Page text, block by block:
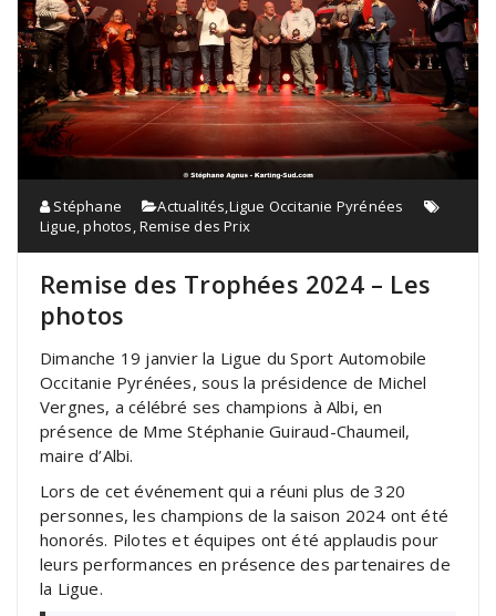
Stéphane Actualités,Ligue Occitanie Pyrénées
Ligue,photos,Remise des Prix
Remise des Trophées 2024 – Les
photos
Dimanche 19 janvier la Ligue du Sport Automobile
Occitanie Pyrénées, sous la présidence de Michel
Vergnes, a célébré ses champions à Albi, en
présence de Mme Stéphanie Guiraud-Chaumeil,
maire d’Albi.
Lors de cet événement qui a réuni plus de 320
personnes, les champions de la saison 2024 ont été
honorés. Pilotes et équipes ont été applaudis pour
leurs performances en présence des partenaires de
la Ligue.